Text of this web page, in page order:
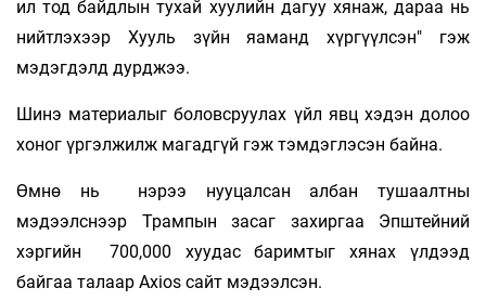
ил тод байдлын тухай хуулийн дагуу хянаж, дараа нь
нийтлэхээр Хууль зүйн яаманд хүргүүлсэн" гэж
мэдэгдэлд дурджээ.
Шинэ материалыг боловсруулах үйл явц хэдэн долоо
хоног үргэлжилж магадгүй гэж тэмдэглэсэн байна.
Өмнө нь нэрээ нууцалсан албан тушаалтны
мэдээлснээр Трампын засаг захиргаа Эпштейний
хэргийн 700,000 хуудас баримтыг хянах үлдээд
байгаа талаар Axios сайт мэдээлсэн.